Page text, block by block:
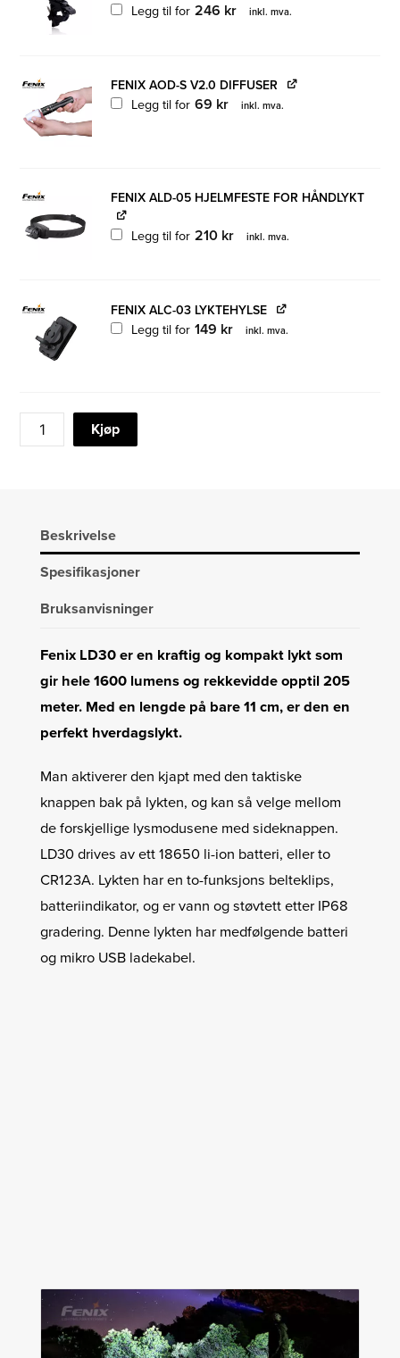
Legg til for 246 kr inkl. mva.
FENIX AOD-S V2.0 DIFFUSER
Legg til for 69 kr inkl. mva.
FENIX ALD-05 HJELMFESTE FOR HÅNDLYKT
Legg til for 210 kr inkl. mva.
FENIX ALC-03 LYKTEHYLSE
Legg til for 149 kr inkl. mva.
FENIX
LD30
antall
Kjøp
Beskrivelse
Spesifikasjoner
Bruksanvisninger
Fenix LD30 er en kraftig og kompakt lykt som
gir hele 1600 lumens og rekkevidde opptil 205
meter. Med en lengde på bare 11 cm, er den en
perfekt hverdagslykt.
Man aktiverer den kjapt med den taktiske
knappen bak på lykten, og kan så velge mellom
de forskjellige lysmodusene med sideknappen.
LD30 drives av ett 18650 li-ion batteri, eller to
CR123A. Lykten har en to-funksjons belteklips,
batteriindikator, og er vann og støvtett etter IP68
gradering. Denne lykten har medfølgende batteri
og mikro USB ladekabel.